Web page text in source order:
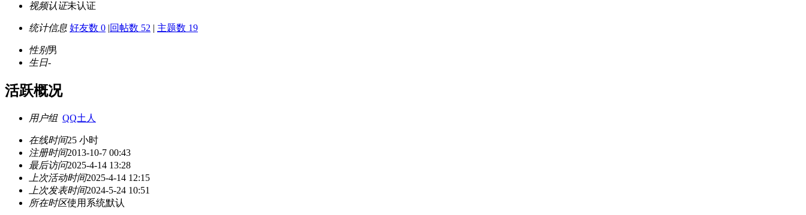
视频认证未认证
统计信息 好友数 0 |回帖数 52 | 主题数 19
性别男
生日-
活跃概况
用户组 QQ土人
在线时间25 小时
注册时间2013-10-7 00:43
最后访问2025-4-14 13:28
上次活动时间2025-4-14 12:15
上次发表时间2024-5-24 10:51
所在时区使用系统默认